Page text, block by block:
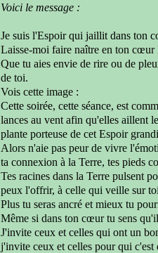
Voici le message :
Je suis l'Espoir qui jaillit dans ton
Laisse-moi faire naître en ton
Que tu aies envie de rire ou de
de toi.
Vois cette image :
Cette soirée, cette séance, est
lances au vent afin qu'elles aillent
plante porteuse de cet Espoir
Alors n'aie pas peur de vivre
ta connexion à la Terre, tes pieds
Tes racines dans la Terre pulsent
peux l'offrir, à celle qui veille sur
Plus tu seras ancré et mieux tu
Même si dans ton cœur tu sens
J'invite ceux et celles qui ont un
j'invite ceux et celles pour qui